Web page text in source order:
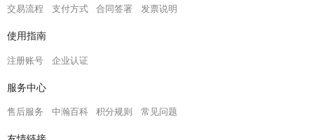
交易流程 支付方式 合同签署 发票说明
使用指南
注册账号 企业认证
服务中心
售后服务 中瀚百科 积分规则 常见问题